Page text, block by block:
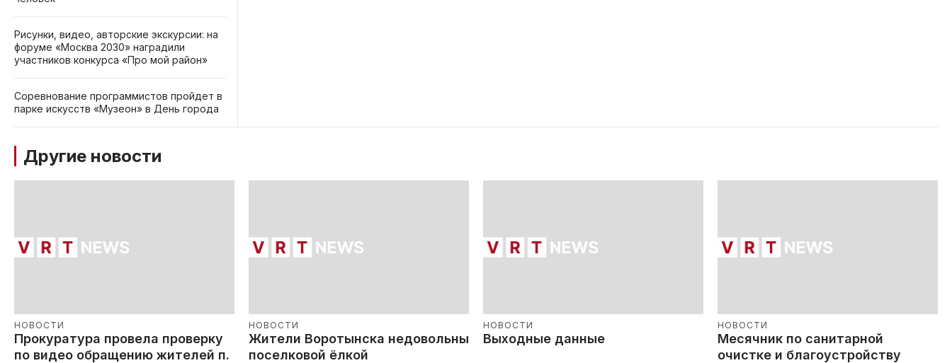
Рисунки, видео, авторские экскурсии: на
форуме «Москва 2030» наградили
участников конкурса «Про мой район»
Соревнование программистов пройдет в
парке искусств «Музеон» в День города
Другие новости
НОВОСТИ
Прокуратура провела проверку
по видео обращению жителей п.
НОВОСТИ
Жители Воротынска недовольны
поселковой ёлкой
НОВОСТИ
Выходные данные
НОВОСТИ
Месячник по санитарной
очистке и благоустройству